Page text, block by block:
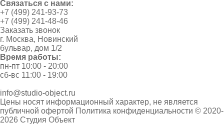
Связаться с нами:
+7 (499) 241-93-73
+7 (499) 241-48-46
Заказать звонок
г. Москва, Новинский
бульвар, дом 1/2
Время работы:
пн-пт 10:00 - 20:00
сб-вс 11:00 - 19:00
info@studio-object.ru
Цены носят информационный характер, не является
публичной офертой Политика конфиденциальности © 2020-
2026 Студия Объект